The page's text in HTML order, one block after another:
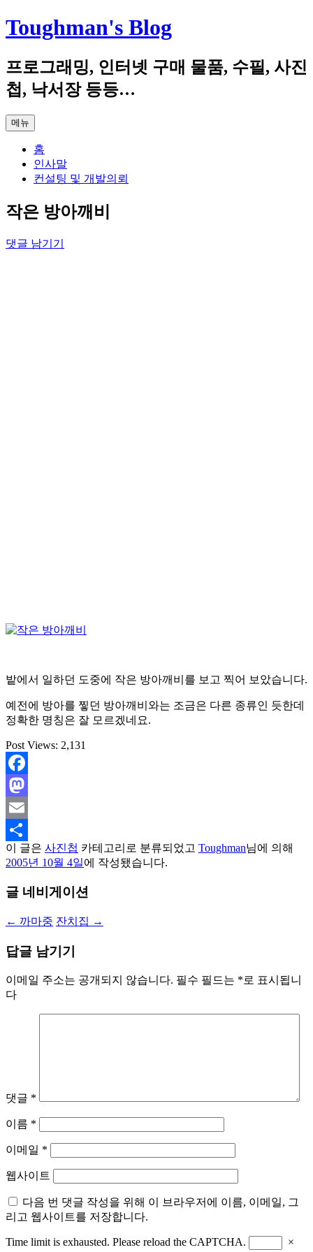
컨
텐
로
건
너
기
Toughman's Blog
프로그래밍, 인터넷 구매 물품, 수필, 사진
첩, 낙서장 등등…
메뉴
홈
인사말
컨설팅 및 개발의뢰
작은 방아깨비
댓글 남기기
밭에서 일하던 도중에 작은 방아깨비를 보고 찍어 보았습니다.
예전에 방아를 찧던 방아깨비와는 조금은 다른 종류인 듯한데
정확한 명칭은 잘 모르겠네요.
Post Views: 2,131
Facebook
Mastodon
Email
Share
이 글은 사진첩 카테고리로 분류되었고 Toughman님에 의해
2005년 10월 4일에 작성됐습니다.
글 네비게이션
← 까마중 잔치집 →
답글 남기기
이메일 주소는 공개되지 않습니다. 필수 필드는 *로 표시됩니
다
댓글 *
이름 *
이메일 *
웹사이트
다음 번 댓글 작성을 위해 이 브라우저에 이름, 이메일, 그
리고 웹사이트를 저장합니다.
Time limit is exhausted. Please reload the CAPTCHA.
×